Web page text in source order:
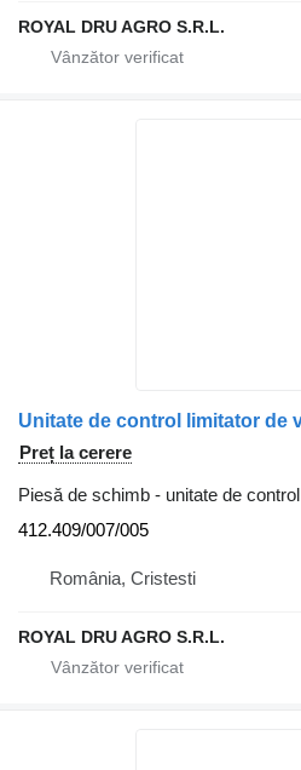
ROYAL DRU AGRO S.R.L.
Preț la cerere
Piesă de schimb - unitate de control
412.409/007/005
România, Cristesti
ROYAL DRU AGRO S.R.L.